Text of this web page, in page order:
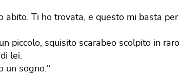
abito. Ti ho trovata, e questo mi basta per
piccolo, squisito scarabeo scolpito in raro
lei.
un sogno."